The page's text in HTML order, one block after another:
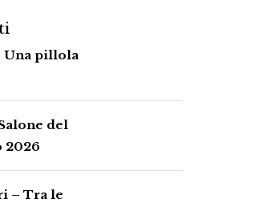
Una pillola
del
2026
– Tra le